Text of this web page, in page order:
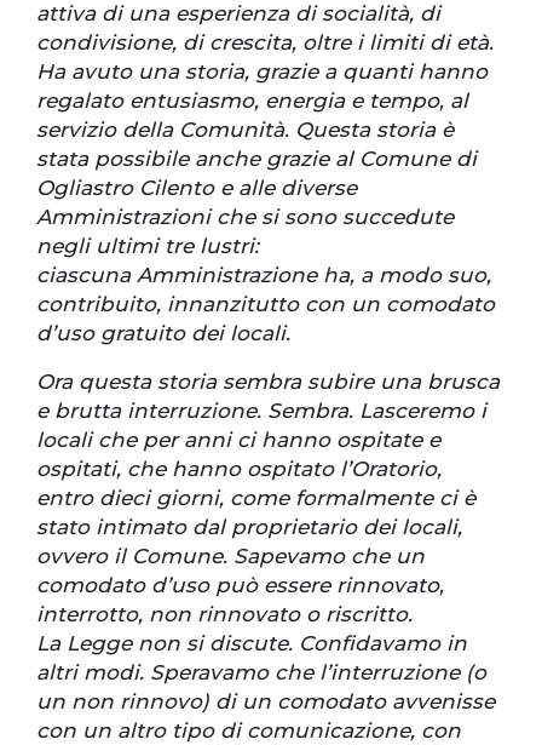
attiva di una esperienza di socialità, di
condivisione, di crescita, oltre i limiti di età.
Ha avuto una storia, grazie a quanti hanno
regalato entusiasmo, energia e tempo, al
servizio della Comunità. Questa storia è
stata possibile anche grazie al Comune di
Ogliastro Cilento e alle diverse
Amministrazioni che si sono succedute
negli ultimi tre lustri:
ciascuna Amministrazione ha, a modo suo,
contribuito, innanzitutto con un comodato
d’uso gratuito dei locali.
Ora questa storia sembra subire una brusca
e brutta interruzione. Sembra. Lasceremo i
locali che per anni ci hanno ospitate e
ospitati, che hanno ospitato l’Oratorio,
entro dieci giorni, come formalmente ci è
stato intimato dal proprietario dei locali,
ovvero il Comune. Sapevamo che un
comodato d’uso può essere rinnovato,
interrotto, non rinnovato o riscritto.
La Legge non si discute. Confidavamo in
altri modi. Speravamo che l’interruzione (o
un non rinnovo) di un comodato avvenisse
con un altro tipo di comunicazione, con